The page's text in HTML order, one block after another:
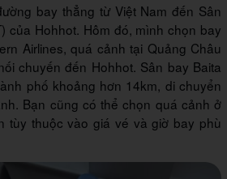
bay thẳng từ Việt Nam đến Sân
của Hohhot. Hôm đó, mình chọn bay
Airlines, quá cảnh tại Quảng Châu
chuyến đến Hohhot. Sân bay Baita
phố khoảng hơn 14km, di chuyển
Bạn cũng có thể chọn quá cảnh ở
tùy thuộc vào giá vé và giờ bay phù